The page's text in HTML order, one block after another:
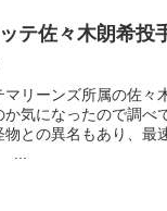
テ佐々木朗希投
リーンズ所属の佐々
気になったので調べ
との異名もあり、最
...